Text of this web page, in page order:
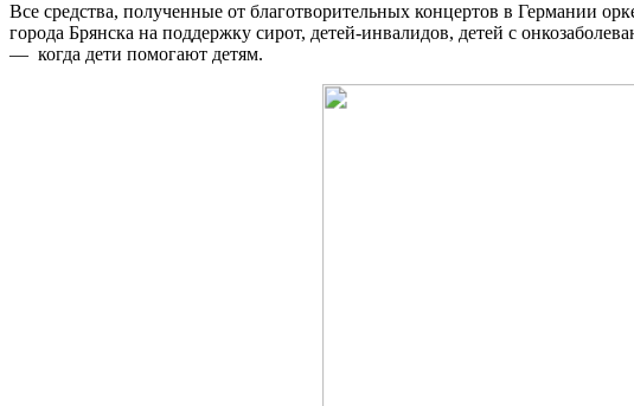
Все средства, полученные от благотворительных концертов в
города Брянска на поддержку сирот, детей-инвалидов, детей с
— когда дети помогают детям.